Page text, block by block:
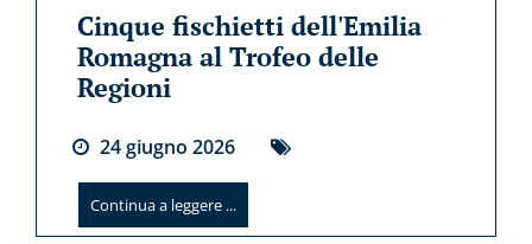
Cinque fischietti dell'Emilia
Romagna al Trofeo delle
Regioni
24giugno 2026
Continua a leggere ...